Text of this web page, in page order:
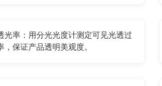
光率：用分光光度计测定可见光透过
，保证产品透明美观度。